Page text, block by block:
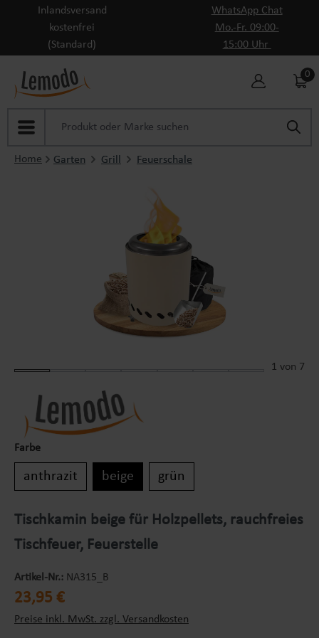
Zum Hauptinhalt springen
Inlandsversand
kostenfrei
(Standard)
WhatsApp Chat
Mo.-Fr. 09:00-
15:00 Uhr
0
Home Garten Grill Feuerschale
1 von 7
Farbe
anthrazit beige grün
Tischkamin beige für Holzpellets, rauchfreies
Tischfeuer, Feuerstelle
Artikel-Nr.: NA315_B
Regulärer Preis:
23,95 €
Preise inkl. MwSt. zzgl. Versandkosten